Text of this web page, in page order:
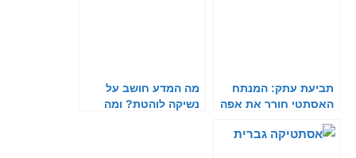
תביעת עתק: המנתח
האסתטי חורר את אפה
מה המדע חושב על
נשיקה לוהטת? ומה